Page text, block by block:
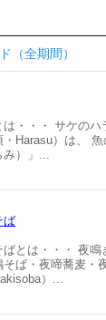
（全期間）
は・・・ サケのハ
・Harasu）は、
）」...
ば
ばとは・・・ 夜鳴
そば・夜啼蕎麦・
）...